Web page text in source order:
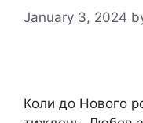
January 3, 2024
Коли до Нового